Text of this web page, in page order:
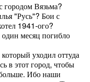
городом Вязьма?
"Русь"? Бои с
1941-ого?
один месяц погибло
уходил оттуда
в этот город, чтобы
Ибо наши